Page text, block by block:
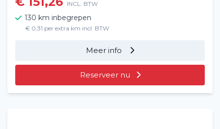
Veelgestelde vragen (FAQ)
Vacatures
Filialen
Contact
INCL. BTW
130 km inbegrepen
€ 0,31 per extra km incl. BTW
Meer info
Reserveer nu